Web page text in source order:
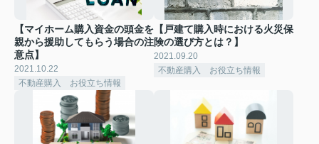
【マイホーム購入資金の頭金を
親から援助してもらう場合の注
意点】
2021.10.22
不動産購入 お役立ち情報
【戸建て購入時における火災保
険の選び方とは？】
2021.09.20
不動産購入 お役立ち情報